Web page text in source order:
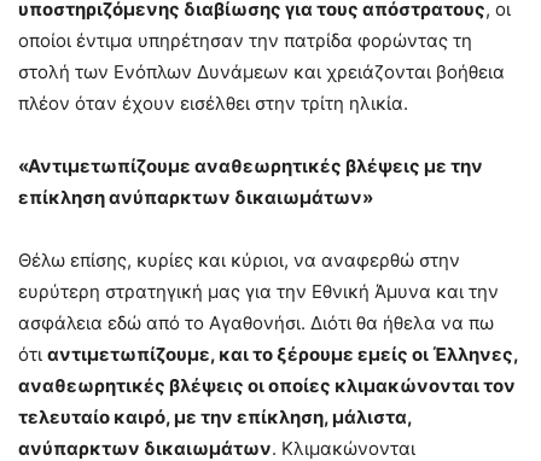
υποστηριζόμενης διαβίωσης για τους απόστρατους, οι
οποίοι έντιμα υπηρέτησαν την πατρίδα φορώντας τη
στολή των Ενόπλων Δυνάμεων και χρειάζονται βοήθεια
πλέον όταν έχουν εισέλθει στην τρίτη ηλικία.
«Αντιμετωπίζουμε αναθεωρητικές βλέψεις με την
επίκληση ανύπαρκτων δικαιωμάτων»
Θέλω επίσης, κυρίες και κύριοι, να αναφερθώ στην
ευρύτερη στρατηγική μας για την Εθνική Άμυνα και την
ασφάλεια εδώ από το Αγαθονήσι. Διότι θα ήθελα να πω
ότι αντιμετωπίζουμε, και το ξέρουμε εμείς οι Έλληνες,
αναθεωρητικές βλέψεις οι οποίες κλιμακώνονται τον
τελευταίο καιρό, με την επίκληση, μάλιστα,
ανύπαρκτων δικαιωμάτων. Κλιμακώνονται